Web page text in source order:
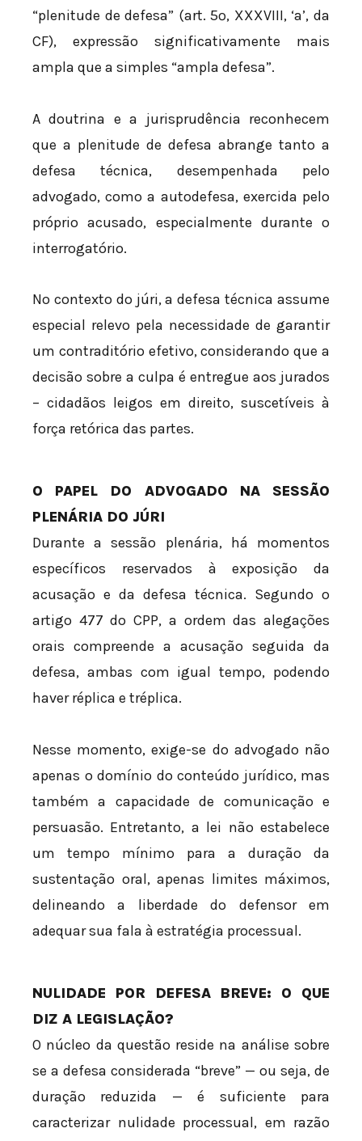
“plenitude de defesa” (art. 5º, XXXVIII, ‘a’, da
CF), expressão significativamente mais
ampla que a simples “ampla defesa”.
A doutrina e a jurisprudência reconhecem
que a plenitude de defesa abrange tanto a
defesa técnica, desempenhada pelo
advogado, como a autodefesa, exercida pelo
próprio acusado, especialmente durante o
interrogatório.
No contexto do júri, a defesa técnica assume
especial relevo pela necessidade de garantir
um contraditório efetivo, considerando que a
decisão sobre a culpa é entregue aos jurados
– cidadãos leigos em direito, suscetíveis à
força retórica das partes.
O PAPEL DO ADVOGADO NA SESSÃO
PLENÁRIA DO JÚRI
Durante a sessão plenária, há momentos
específicos reservados à exposição da
acusação e da defesa técnica. Segundo o
artigo 477 do CPP, a ordem das alegações
orais compreende a acusação seguida da
defesa, ambas com igual tempo, podendo
haver réplica e tréplica.
Nesse momento, exige-se do advogado não
apenas o domínio do conteúdo jurídico, mas
também a capacidade de comunicação e
persuasão. Entretanto, a lei não estabelece
um tempo mínimo para a duração da
sustentação oral, apenas limites máximos,
delineando a liberdade do defensor em
adequar sua fala à estratégia processual.
NULIDADE POR DEFESA BREVE: O QUE
DIZ A LEGISLAÇÃO?
O núcleo da questão reside na análise sobre
se a defesa considerada “breve” — ou seja, de
duração reduzida — é suficiente para
caracterizar nulidade processual, em razão